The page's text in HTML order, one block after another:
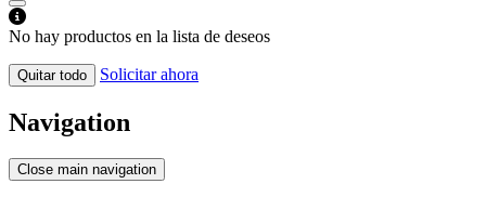
No hay productos en la lista de deseos
Quitar todo Solicitar ahora
Navigation
Close main navigation